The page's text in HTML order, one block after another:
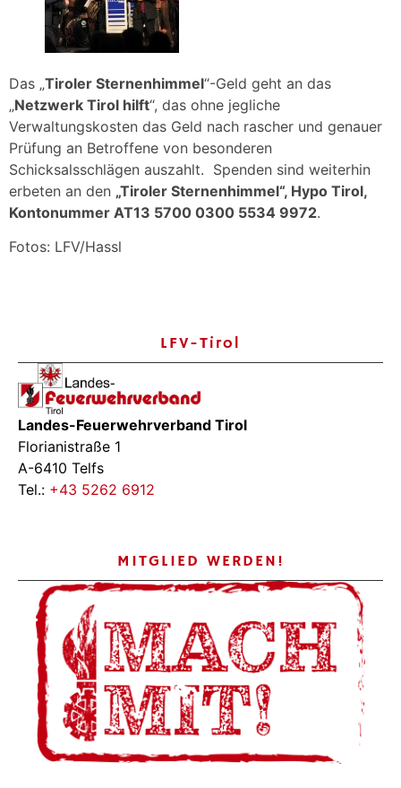
Das „Tiroler Sternenhimmel“-Geld geht an das
„Netzwerk Tirol hilft“, das ohne jegliche
Verwaltungskosten das Geld nach rascher und genauer
Prüfung an Betroffene von besonderen
Schicksalsschlägen auszahlt. Spenden sind weiterhin
erbeten an den „Tiroler Sternenhimmel“, Hypo Tirol,
Kontonummer AT13 5700 0300 5534 9972.
Fotos: LFV/Hassl
LFV-Tirol
Landes-Feuerwehrverband Tirol
Florianistraße 1
A-6410 Telfs
Tel.: +43 5262 6912
MITGLIED WERDEN!